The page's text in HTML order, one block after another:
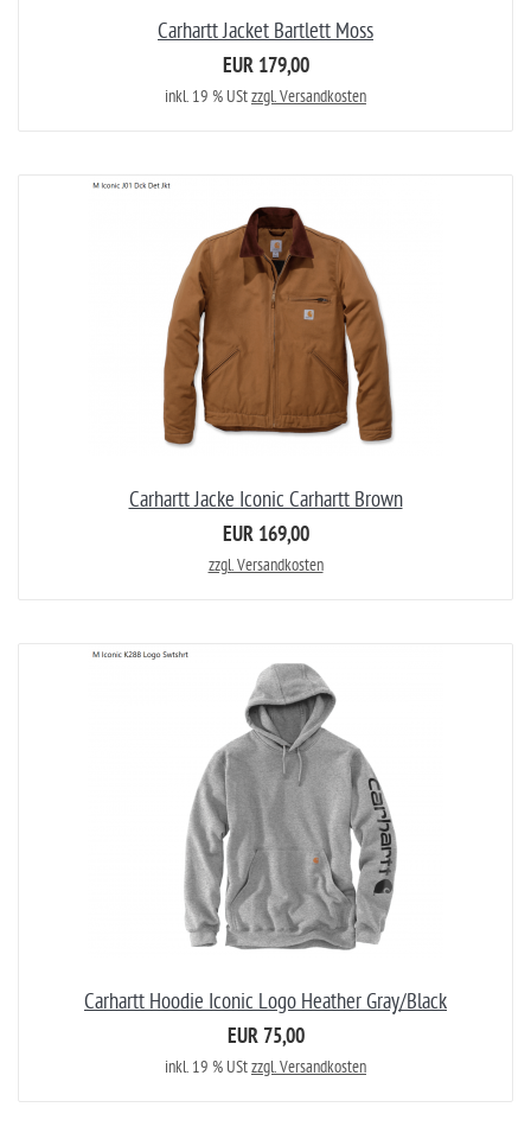
Carhartt Jacket Bartlett Moss
EUR 179,00
inkl. 19 % UStzzgl. Versandkosten
Carhartt Jacke Iconic Carhartt Brown
EUR 169,00
zzgl. Versandkosten
Carhartt Hoodie Iconic Logo Heather Gray/Black
EUR 75,00
inkl. 19 % UStzzgl. Versandkosten